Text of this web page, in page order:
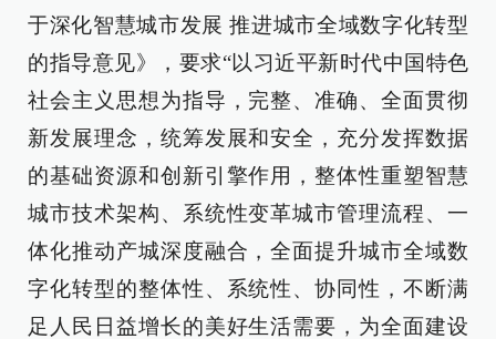
于深化智慧城市发展 推进城市全域数字化转型
的指导意见》，要求“以习近平新时代中国特色
社会主义思想为指导，完整、准确、全面贯彻
新发展理念，统筹发展和安全，充分发挥数据
的基础资源和创新引擎作用，整体性重塑智慧
城市技术架构、系统性变革城市管理流程、一
体化推动产城深度融合，全面提升城市全域数
字化转型的整体性、系统性、协同性，不断满
足人民日益增长的美好生活需要，为全面建设